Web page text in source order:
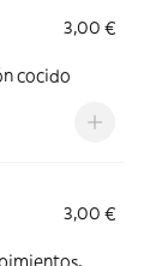
3,00 €
cocido
3,00 €